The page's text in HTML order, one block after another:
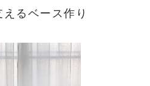
るベース作り